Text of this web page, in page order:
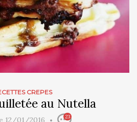
CREPES
au Nutella
23